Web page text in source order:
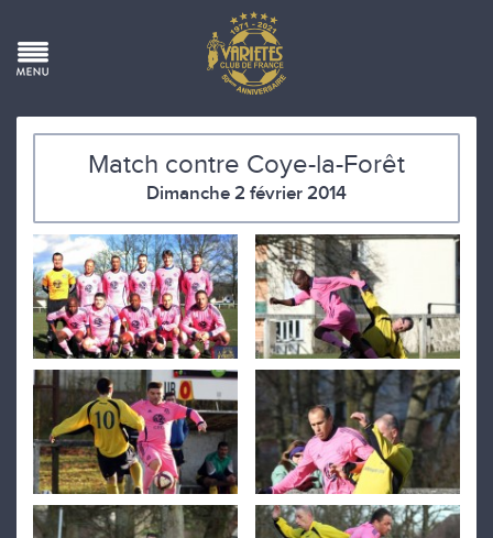
Match contre Coye-la-Forêt
Dimanche 2 février 2014